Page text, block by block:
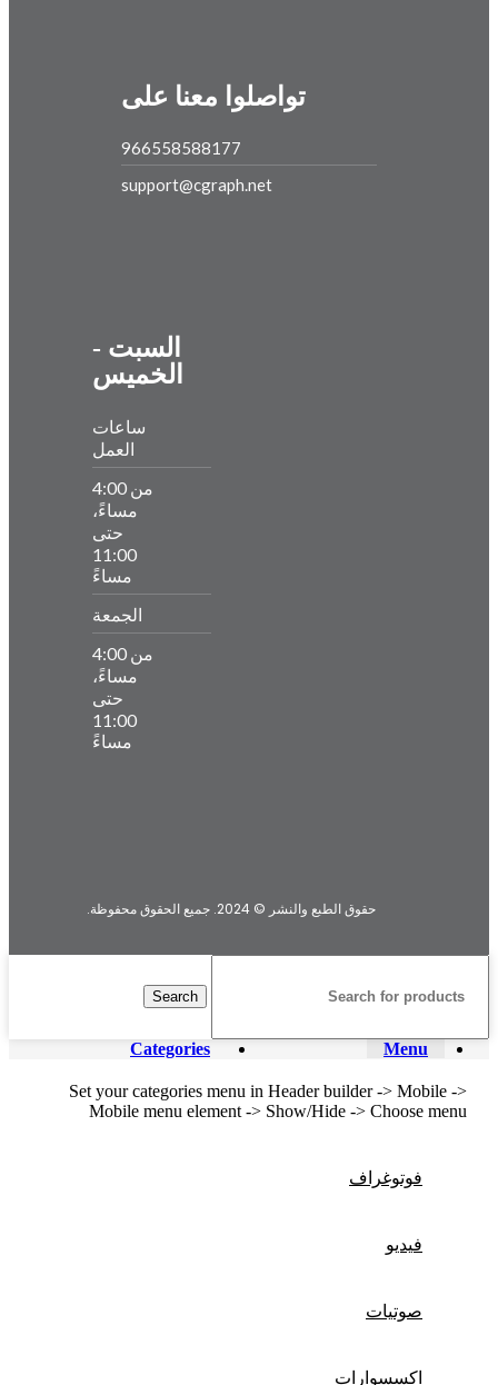
تواصلوا معنا على
966558588177
support@cgraph.net
السبت -
الخميس
ساعات
العمل
من 4:00
مساءً،
حتى
11:00
مساءً
الجمعة
من 4:00
مساءً،
حتى
11:00
مساءً
حقوق الطبع والنشر © 2024. جميع الحقوق محفوظة.
Search
Menu
Categories
Set your categories menu in Header builder -> Mobile ->
Mobile menu element -> Show/Hide -> Choose menu
فوتوغراف
فيديو
صوتيات
اكسسوارات